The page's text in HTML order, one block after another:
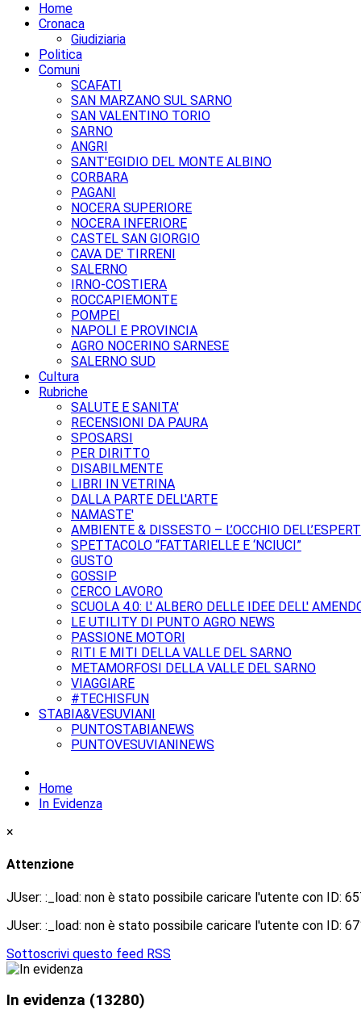
Home
Cronaca
Giudiziaria
Politica
Comuni
SCAFATI
SAN MARZANO SUL SARNO
SAN VALENTINO TORIO
SARNO
ANGRI
SANT'EGIDIO DEL MONTE ALBINO
CORBARA
PAGANI
NOCERA SUPERIORE
NOCERA INFERIORE
CASTEL SAN GIORGIO
CAVA DE' TIRRENI
SALERNO
IRNO-COSTIERA
ROCCAPIEMONTE
POMPEI
NAPOLI E PROVINCIA
AGRO NOCERINO SARNESE
SALERNO SUD
Cultura
Rubriche
SALUTE E SANITA'
RECENSIONI DA PAURA
SPOSARSI
PER DIRITTO
DISABILMENTE
LIBRI IN VETRINA
DALLA PARTE DELL'ARTE
NAMASTE'
AMBIENTE & DISSESTO – L’OCCHIO
SPETTACOLO “FATTARIELLE E ‘NCIUCI”
GUSTO
GOSSIP
CERCO LAVORO
SCUOLA 4.0: L' ALBERO DELLE IDEE DELL'
LE UTILITY DI PUNTO AGRO NEWS
PASSIONE MOTORI
RITI E MITI DELLA VALLE DEL SARNO
METAMORFOSI DELLA VALLE DEL SARNO
VIAGGIARE
#TECHISFUN
STABIA&VESUVIANI
PUNTOSTABIANEWS
PUNTOVESUVIANINEWS
Home
In Evidenza
×
Attenzione
JUser: :_load: non è stato possibile caricare l'utente con ID:
JUser: :_load: non è stato possibile caricare l'utente con ID:
Sottoscrivi questo feed RSS
In evidenza (13280)